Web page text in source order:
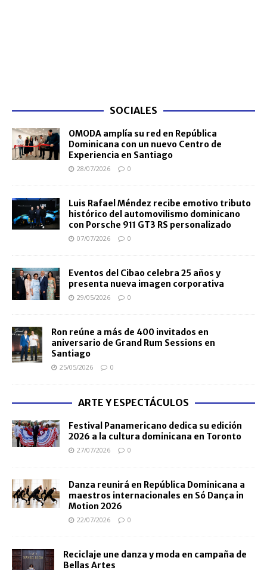
SOCIALES
OMODA amplía su red en República
Dominicana con un nuevo Centro de
Experiencia en Santiago
28/07/2026 0
Luis Rafael Méndez recibe emotivo tributo
histórico del automovilismo dominicano
con Porsche 911 GT3 RS personalizado
07/07/2026 0
Eventos del Cibao celebra 25 años y
presenta nueva imagen corporativa
29/05/2026 0
Ron reúne a más de 400 invitados en
aniversario de Grand Rum Sessions en
Santiago
25/05/2026 0
ARTE Y ESPECTÁCULOS
Festival Panamericano dedica su edición
2026 a la cultura dominicana en Toronto
27/07/2026 0
Danza reunirá en República Dominicana a
maestros internacionales en Só Dança in
Motion 2026
22/07/2026 0
Reciclaje une danza y moda en campaña de
Bellas Artes